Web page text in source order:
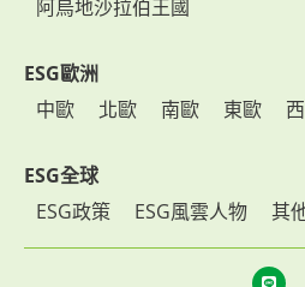
阿烏地沙拉伯王國
ESG歐洲
中歐
北歐 南歐 東歐
ESG全球
ESG政策
ESG風雲人物 其